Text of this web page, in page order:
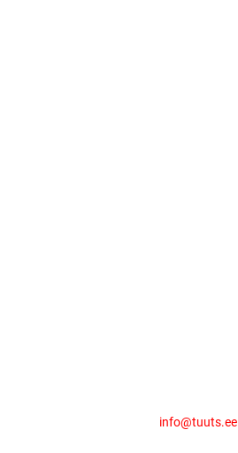
info@tuuts.ee